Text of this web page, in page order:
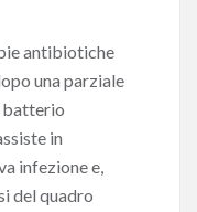
antibiotiche
una parziale
batterio
in
infezione e,
del quadro